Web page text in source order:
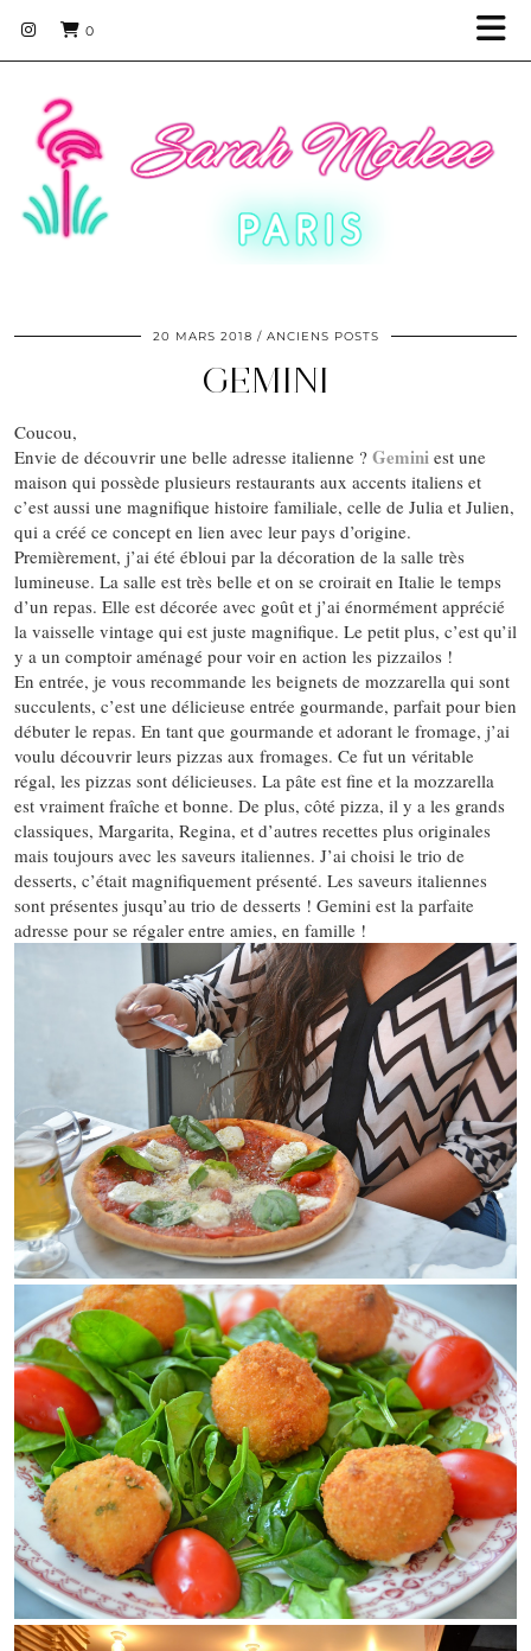
0
20 MARS 2018 ANCIENS POSTS
GEMINI
Coucou,
Envie de découvrir une belle adresse italienne ? Gemini est une
maison qui possède plusieurs restaurants aux accents italiens et
c’est aussi une magnifique histoire familiale, celle de Julia et Julien,
qui a créé ce concept en lien avec leur pays d’origine.
Premièrement, j’ai été ébloui par la décoration de la salle très
lumineuse. La salle est très belle et on se croirait en Italie le temps
d’un repas. Elle est décorée avec goût et j’ai énormément apprécié
la vaisselle vintage qui est juste magnifique. Le petit plus, c’est qu’il
y a un comptoir aménagé pour voir en action les pizzailos !
En entrée, je vous recommande les beignets de mozzarella qui sont
succulents, c’est une délicieuse entrée gourmande, parfait pour bien
débuter le repas. En tant que gourmande et adorant le fromage, j’ai
voulu découvrir leurs pizzas aux fromages. Ce fut un véritable
régal, les pizzas sont délicieuses. La pâte est fine et la mozzarella
est vraiment fraîche et bonne. De plus, côté pizza, il y a les grands
classiques, Margarita, Regina, et d’autres recettes plus originales
mais toujours avec les saveurs italiennes. J’ai choisi le trio de
desserts, c’était magnifiquement présenté. Les saveurs italiennes
sont présentes jusqu’au trio de desserts ! Gemini est la parfaite
adresse pour se régaler entre amies, en famille !